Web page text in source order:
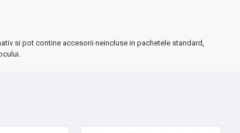
si pot contine accesorii neincluse in pachetele standard,